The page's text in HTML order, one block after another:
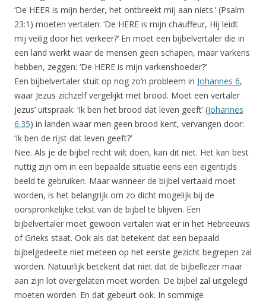
‘De HEER is mijn herder, het ontbreekt mij aan niets.’ (Psalm
23:1) moeten vertalen: ‘De HERE is mijn chauffeur, Hij leidt
mij veilig door het verkeer?’ En moet een bijbelvertaler die in
een land werkt waar de mensen geen schapen, maar varkens
hebben, zeggen: ‘De HERE is mijn varkenshoeder?’
Een bijbelvertaler stuit op nog zo’n probleem in Johannes 6,
waar Jezus zichzelf vergelijkt met brood. Moet een vertaler
Jezus’ uitspraak: ‘Ik ben het brood dat leven geeft’ (Johannes
6:35) in landen waar men geen brood kent, vervangen door:
‘Ik ben de rijst dat leven geeft?’
Nee. Als je de bijbel recht wilt doen, kan dit niet. Het kan best
nuttig zijn om in een bepaalde situatie eens een eigentijds
beeld te gebruiken. Maar wanneer de bijbel vertaald moet
worden, is het belangrijk om zo dicht mogelijk bij de
oorspronkelijke tekst van de bijbel te blijven. Een
bijbelvertaler moet gewoon vertalen wat er in het Hebreeuws
of Grieks staat. Ook als dat betekent dat een bepaald
bijbelgedeelte niet meteen op het eerste gezicht begrepen zal
worden. Natuurlijk betekent dat niet dat de bijbellezer maar
aan zijn lot overgelaten moet worden. De bijbel zal uitgelegd
moeten worden. En dat gebeurt ook. In sommige